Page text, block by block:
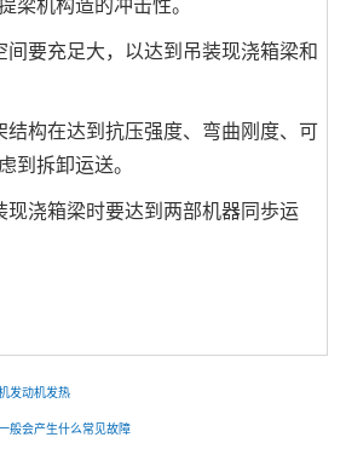
梁机构造的冲击性。
要充足大，以达到吊装现浇箱梁和
构在达到抗压强度、弯曲刚度、可
到拆卸运送。
浇箱梁时要达到两部机器同歩运
发动机发热
般会产生什么常见故障